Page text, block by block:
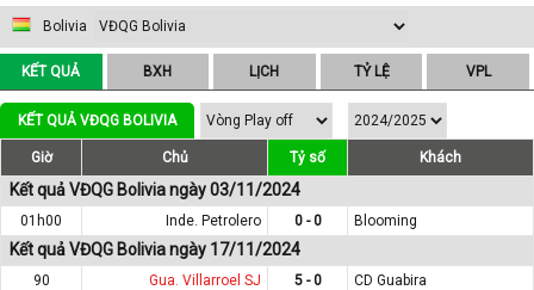
Bolivia
KẾT QUẢ BXH LỊCH TỶ LỆ VPL
KẾT QUẢ VĐQG BOLIVIA
Giờ Chủ Tỷ số Khách
Kết quả VĐQG Bolivia ngày 03/11/2024
01h00 Inde. Petrolero 0 - 0 Blooming
Kết quả VĐQG Bolivia ngày 17/11/2024
90 Gua. Villarroel SJ 5 - 0 CD Guabira